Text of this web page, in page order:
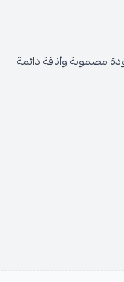
مضمونة وأناقة دائمة